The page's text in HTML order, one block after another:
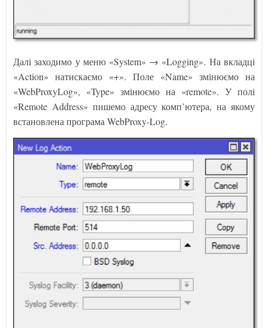
Далі заходимо у меню «System» → «Logging». На вкладці
«Action» натискаємо «+». Поле «Name» змінюємо на
«WebProxyLog», «Type» змінюємо на «remote». У полі
«Remote Address» пишемо адресу комп’ютера, на якому
встановлена ​​програма WebProxy-Log.